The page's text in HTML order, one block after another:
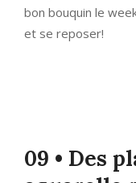
bon bouquin le
et se reposer!
09 • Des